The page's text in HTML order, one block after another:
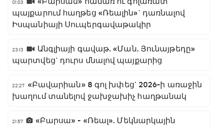
01:03
պայքարում հաղթեց «Ռեալին»` դառնալով
Իսպանիայի Սուպերգավաթակիր
23:13
Անգլիայի գավաթ. «Ման. Յունայթեդը»
պարտվեց` դուրս մնալով պայքարից
22:27 «Բավարիան» 8 գոլ խփեց` 2026-ի առաջին
խաղում տանելով ջախջախիչ հաղթանակ
21:57
«Բարսա» - «Ռեալ». Մեկնարկային